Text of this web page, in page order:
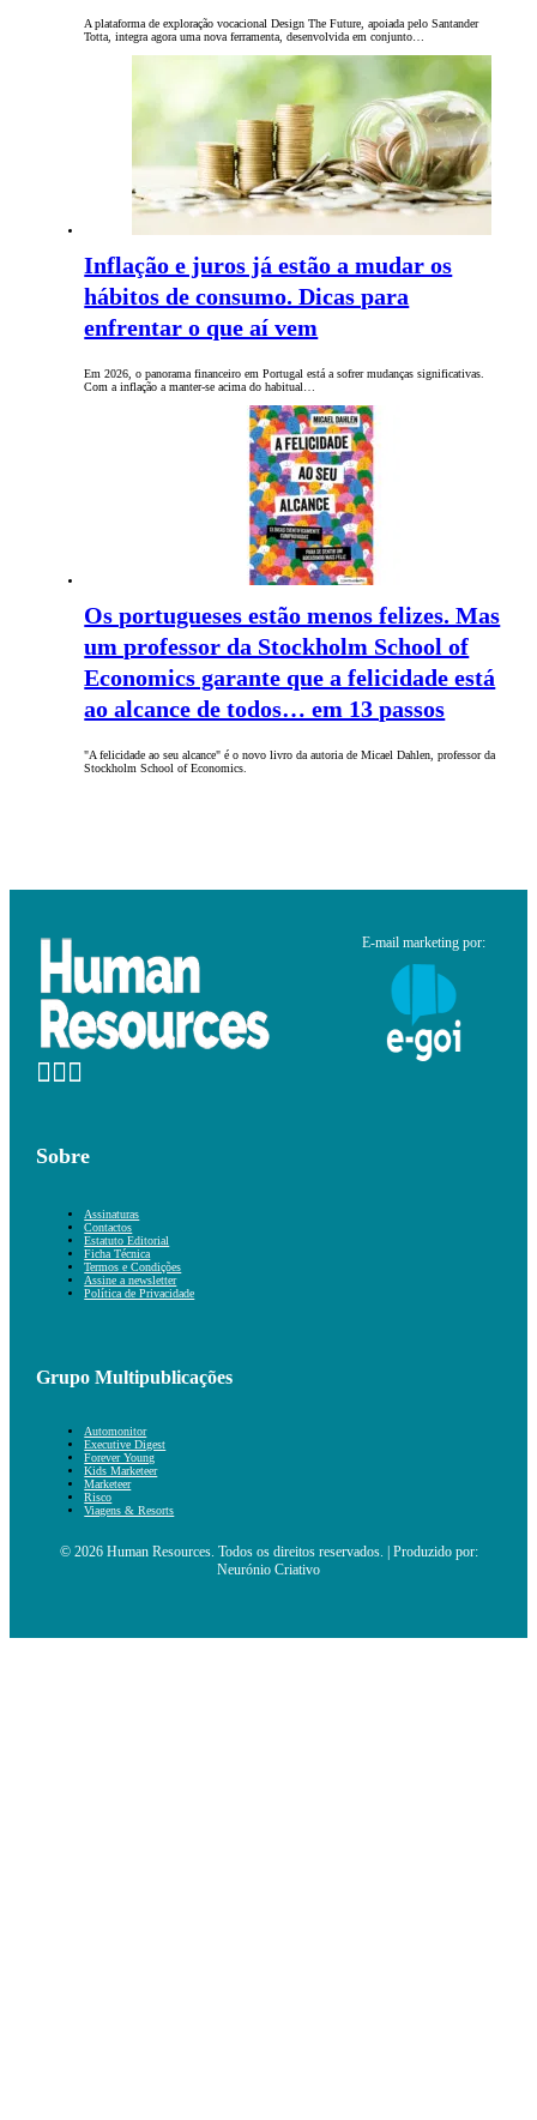
A plataforma de exploração vocacional Design The Future, apoiada pelo Santander
Totta, integra agora uma nova ferramenta, desenvolvida em conjunto…
Inflação e juros já estão a mudar os
hábitos de consumo. Dicas para
enfrentar o que aí vem
Em 2026, o panorama financeiro em Portugal está a sofrer mudanças significativas.
Com a inflação a manter-se acima do habitual…
Os portugueses estão menos felizes. Mas
um professor da Stockholm School of
Economics garante que a felicidade está
ao alcance de todos… em 13 passos
"A felicidade ao seu alcance" é o novo livro da autoria de Micael Dahlen, professor da
Stockholm School of Economics.
E-mail marketing por:
Sobre
Assinaturas
Contactos
Estatuto Editorial
Ficha Técnica
Termos e Condições
Assine a newsletter
Política de Privacidade
Grupo Multipublicações
Automonitor
Executive Digest
Forever Young
Kids Marketeer
Marketeer
Risco
Viagens & Resorts
© 2026 Human Resources. Todos os direitos reservados. | Produzido por:
Neurónio Criativo